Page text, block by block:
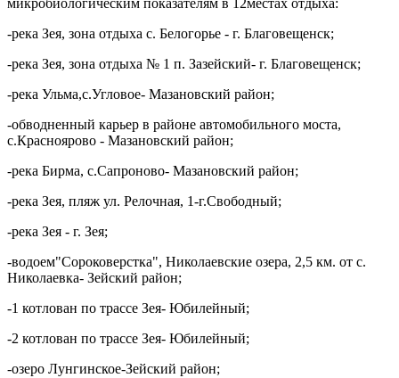
-река Зея, зона отдыха с. Белогорье - г. Благовещенск;
-река Зея, зона отдыха № 1 п. Зазейский- г. Благовещенск;
-река Ульма,с.Угловое- Мазановский район;
-обводненный карьер в районе автомобильного моста,
с.Красноярово - Мазановский район;
-река Бирма, с.Сапроново- Мазановский район;
-река Зея, пляж ул. Релочная, 1-г.Свободный;
-река Зея - г. Зея;
-водоем"Сороковерстка", Николаевские озера, 2,5 км. от с.
Николаевка- Зейский район;
-1 котлован по трассе Зея- Юбилейный;
-2 котлован по трассе Зея- Юбилейный;
-озеро Лунгинское-Зейский район;